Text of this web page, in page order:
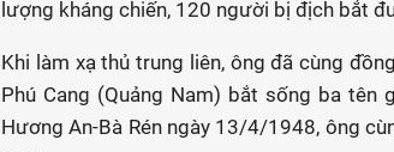
lượng kháng chiến, 120 người bị địch bắt
Khi làm xạ thủ trung liên, ông đã cùng
Phú Cang (Quảng Nam) bắt sống ba
Hương An-Bà Rén ngày 13/4/1948, ông